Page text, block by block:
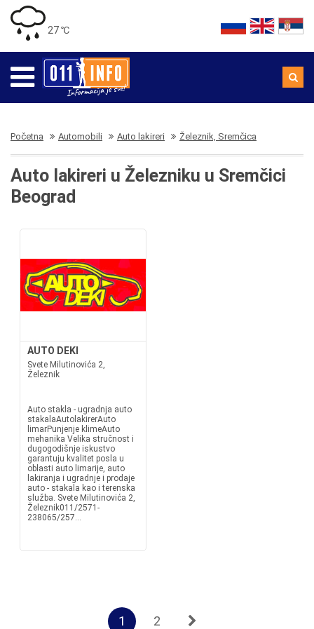
27 ℃
Početna Automobili Auto lakireri Železnik, Sremčica
Auto lakireri u Železniku u Sremčici
Beograd
AUTO DEKI
Svete Milutinovića 2,
Železnik
Auto stakla - ugradnja auto
stakalaAutolakirerAuto
limarPunjenje klimeAuto
mehanika Velika stručnost i
dugogodišnje iskustvo
garantuju kvalitet posla u
oblasti auto limarije, auto
lakiranja i ugradnje i prodaje
auto - stakala kao i terenska
služba. Svete Milutinovića 2,
Železnik011/2571-
238065/257...
1 2